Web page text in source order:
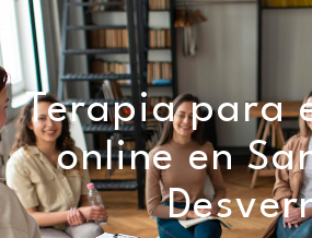
Terapia para
online en